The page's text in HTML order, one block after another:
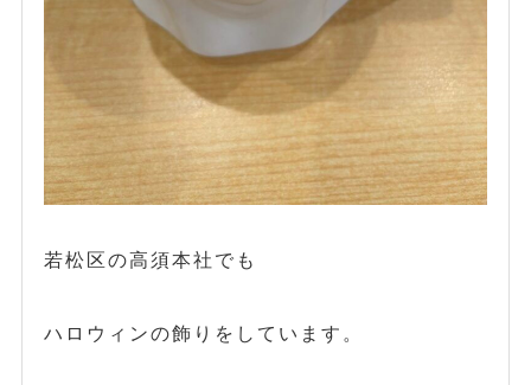
若松区の高須本社でも
ハロウィンの飾りをしています。